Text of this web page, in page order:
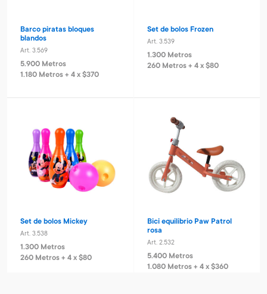
Barco piratas bloques
blandos
Art. 3.569
5.900 Metros
1.180 Metros + 4 x $370
Set de bolos Frozen
Art. 3.539
1.300 Metros
260 Metros + 4 x $80
Set de bolos Mickey
Art. 3.538
1.300 Metros
260 Metros + 4 x $80
Bici equilibrio Paw Patrol
rosa
Art. 2.532
5.400 Metros
1.080 Metros + 4 x $360